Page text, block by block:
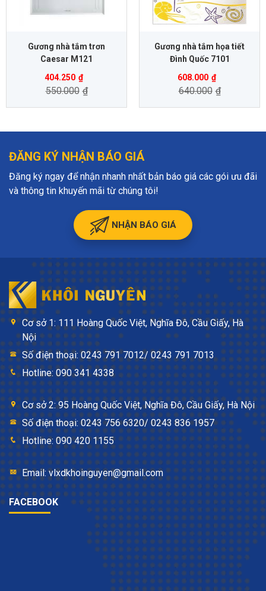
Gương nhà tắm trơn
Caesar M121
404.250 ₫
550.000 ₫
Gương nhà tắm họa tiết
Đình Quốc 7101
608.000 ₫
640.000 ₫
ĐĂNG KÝ NHẬN BÁO GIÁ
Đăng ký ngay để nhận nhanh nhất bản báo giá các gói ưu đãi
và thông tin khuyến mãi từ chúng tôi!
NHẬN BÁO GIÁ
Cơ sở 1: 111 Hoàng Quốc Việt, Nghĩa Đô, Cầu Giấy, Hà
Nội
Số điện thoại: 0243 791 7012/ 0243 791 7013
Hotline: 090 341 4338
Cơ sở 2: 95 Hoàng Quốc Việt, Nghĩa Đô, Cầu Giấy, Hà Nội
Số điện thoại: 0243 756 6320/ 0243 836 1957
Hotline: 090 420 1155
Email: vlxdkhoinguyen@gmail.com
FACEBOOK